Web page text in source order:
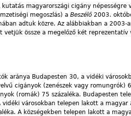
magyarországi cigány népességre
megoszlás) a Beszélő2003.
adtuk közre. Az alábbiakban a 2003-
össze a megelőző két reprezentatív
aránya Budapesten 30, a vidéki
cigányok (zenészek vagy romungrók)
(romák) 75 százaléka. Budapesten
városokban telepen lakott a magyar
A községekben telepen lakott a